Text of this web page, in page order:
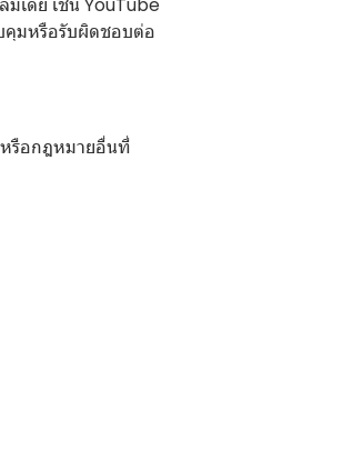
คุมหรือรับผิดชอบต่อ
หรือกฎหมายอื่นที่